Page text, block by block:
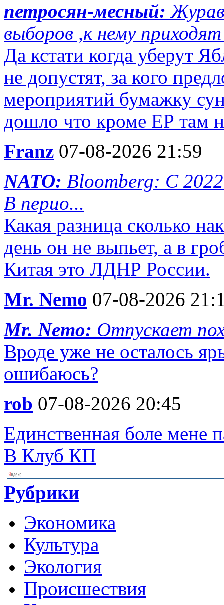
петросян-месный:
выборов ,к нему
Да кстати когда уберут
не допустят, за кого
мероприятий бумажку
дошло что кроме ЕР там
Franz 07-08-2026 21:59
NATO: Bloomberg: С
В перио...
Какая разница сколько
день он не выпьет, а в
Китая это ЛДНР России.
Mr. Nemo 07-08-2026
Mr. Nemo: Отпускает
Вроде уже не осталось
ошибаюсь?
rob 07-08-2026 20:45
Единственная боле мене
В Клуб КП
Рубрики
Экономика
Культура
Экология
Происшествия